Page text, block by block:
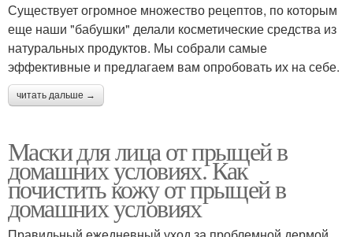
Существует огромное множество рецептов, по которым
еще наши "бабушки" делали косметические средства из
натуральных продуктов. Мы собрали самые
эффективные и предлагаем вам опробовать их на себе.
читать дальше →
Маски для лица от прыщей в
домашних условиях. Как
почистить кожу от прыщей в
домашних условиях